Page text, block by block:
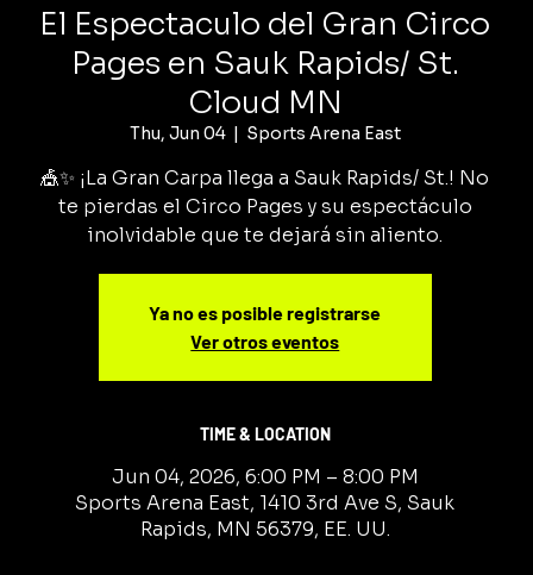
El Espectaculo del Gran Circo
Pages en Sauk Rapids/ St.
Cloud MN
Thu, Jun 04
  |
Sports Arena East
🎪✨ ¡La Gran Carpa llega a Sauk Rapids/ St.! No
te pierdas el Circo Pages y su espectáculo
inolvidable que te dejará sin aliento.
Ya no es posible registrarse
Ver otros eventos
TIME & LOCATION
Jun 04, 2026, 6:00 PM – 8:00 PM
Sports Arena East, 1410 3rd Ave S, Sauk
Rapids, MN 56379, EE. UU.